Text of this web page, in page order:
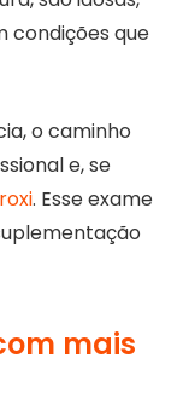
condições que
o caminho
e, se
. Esse exame
mais